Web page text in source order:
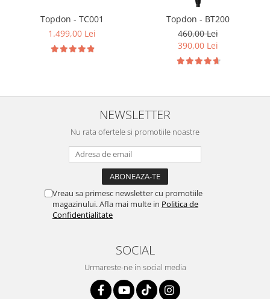
Topdon - TC001
1.499,00 Lei
Topdon - BT200
460,00 Lei
390,00 Lei
NEWSLETTER
Nu rata ofertele si promotiile noastre
Vreau sa primesc newsletter cu promotiile
magazinului. Afla mai multe in Politica de
Confidentialitate
SOCIAL
Urmareste-ne in social media